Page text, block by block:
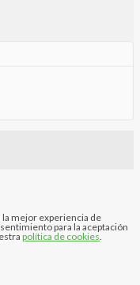
la mejor experiencia de
para la aceptación
política de cookies